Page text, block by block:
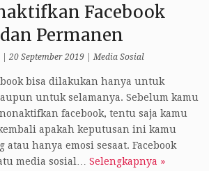
Facebook
Permanen
20 September 2019 Media Sosial
bisa dilakukan hanya untuk
untuk selamanya. Sebelum kamu
facebook, tentu saja kamu
apakah keputusan ini kamu
atau hanya emosi sesaat. Facebook
media sosial… Selengkapnya »